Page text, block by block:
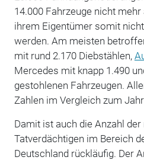
14.000 Fahrzeuge nicht
ihrem Eigentümer somit
werden. Am meisten
mit rund 2.170 Diebstählen,
Mercedes mit knapp 1.490
gestohlenen Fahrzeugen.
Zahlen im Vergleich zum
Damit ist auch die Anzahl
Tatverdächtigen im Bereich
Deutschland rückläufig. Der